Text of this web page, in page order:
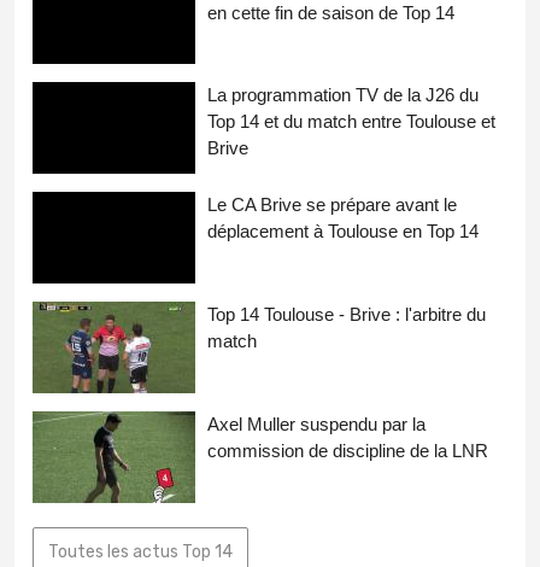
en cette fin de saison de Top 14
La programmation TV de la J26 du
Top 14 et du match entre Toulouse et
Brive
Le CA Brive se prépare avant le
déplacement à Toulouse en Top 14
Top 14 Toulouse - Brive : l'arbitre du
match
Axel Muller suspendu par la
commission de discipline de la LNR
Toutes les actus Top 14